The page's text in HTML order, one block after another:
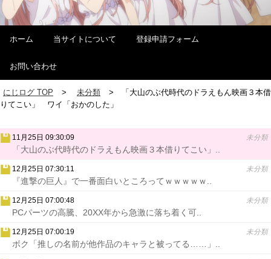
ホーム 当サイトについて 登録申請フォーム
お問い合わせ
にじログ TOP 未分類
「大山のぶ代時代のドラえもん映画３本借
りてこい」 ワイ「おかのした」
11月25日 09:30:09 未分類
「大山のぶ代時代のドラえもん映画３本借りてこい」..
12月25日 07:30:11 未分類
『進撃の巨人』で一番面白いところってｗｗｗｗｗ..
12月25日 07:00:48 未分類
PCパーツの高騰、20XX年から急激に落ち着く可..
12月25日 07:00:19 未分類
ボク「推しの名前が他作品のキャラと被ってる……」..